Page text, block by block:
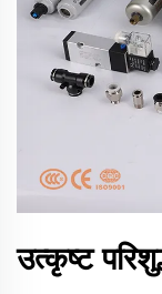
उत्कृष्ट